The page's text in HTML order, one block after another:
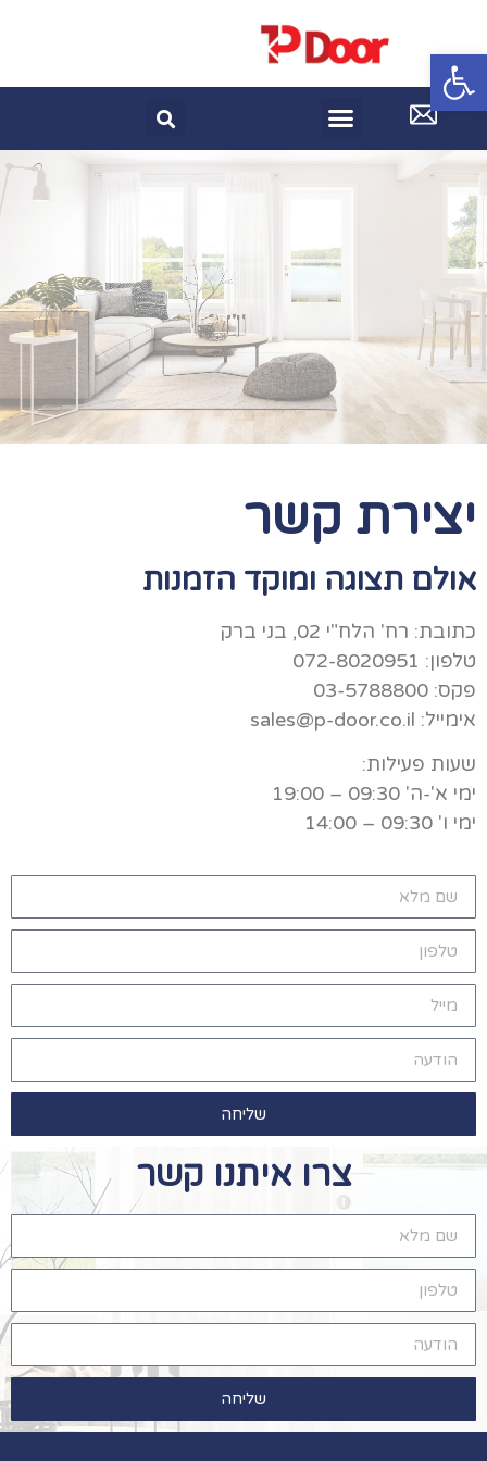
פתח סרגל נגישות
יצירת קשר
אולם תצוגה ומוקד הזמנות
כתובת: רח' הלח"י 02, בני ברק
טלפון: 072-8020951
פקס: 03-5788800
אימייל: sales@p-door.co.il
שעות פעילות:
ימי א'-ה' 09:30 – 19:00
ימי ו' 09:30 – 14:00
שליחה
צרו איתנו קשר
שליחה